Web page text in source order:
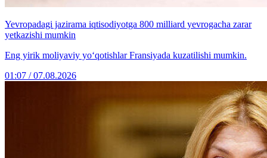
Yevropadagi jazirama iqtisodiyotga 800 milliard yevrogacha zarar
yetkazishi mumkin
Eng yirik moliyaviy yo‘qotishlar Fransiyada kuzatilishi mumkin.
01:07 / 07.08.2026